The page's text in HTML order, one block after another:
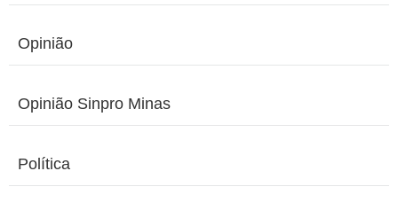
Opinião
Opinião Sinpro Minas
Política